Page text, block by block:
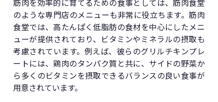
筋肉を効率的に育てるための食事としては、筋肉食堂
のような専門店のメニューも非常に役立ちます。筋肉
食堂では、高たんぱく低脂肪の食材を中心にしたメニ
ューが提供されており、ビタミンやミネラルの摂取も
考慮されています。例えば、彼らのグリルチキンプレ
ートには、鶏肉のタンパク質と共に、サイドの野菜か
ら多くのビタミンを摂取できるバランスの良い食事が
用意されています。